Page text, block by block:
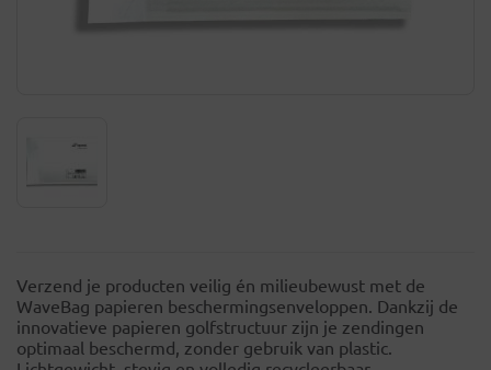
Verzend je producten veilig én milieubewust met de
WaveBag papieren beschermingsenveloppen. Dankzij de
innovatieve papieren golfstructuur zijn je zendingen
optimaal beschermd, zonder gebruik van plastic.